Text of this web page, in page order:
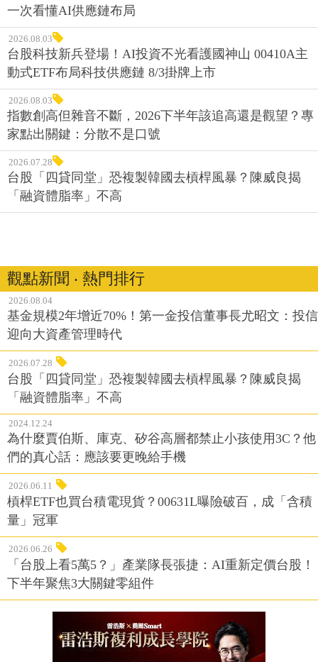
一次看懂AI供應鏈布局
2026.08.03
台股科技新兵登場！AI投資不光看護國神山 00410A主
動式ETF布局科技供應鏈 8/3掛牌上市
2026.08.03
指數創高但雜音不斷，2026下半年該追高還是觀望？專
家點出關鍵：分散不是口號
2026.07.28
台股「四貸同堂」恐複製韓國去槓桿風暴？陳威良揭
「融資體脂率」不高
觀點新聞 ‧ 熱門排行
2026.08.04
基金規模2年增近70%！第一金投信董事長尤昭文：投信
迎向大資產管理時代
2026.07.28
台股「四貸同堂」恐複製韓國去槓桿風暴？陳威良揭
「融資體脂率」不高
2024.12.24
為什麼賈伯斯、庫克、矽谷高層都禁止小孩使用3C？他
們的真心話：應該要更晚給手機
2026.06.11
槓桿ETF也買台積電現貨？00631L曝險破百，成「含積
量」冠軍
2026.06.26
「台股上看5萬5？」產業隊長張捷：AI重新定價台股！
下半年聚焦3大關鍵零組件